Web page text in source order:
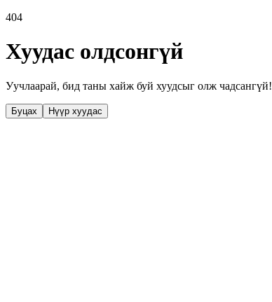
404
Хуудас олдсонгүй
Уучлаарай, бид таны хайж буй хуудсыг олж чадсангүй!
Буцах Нүүр хуудас